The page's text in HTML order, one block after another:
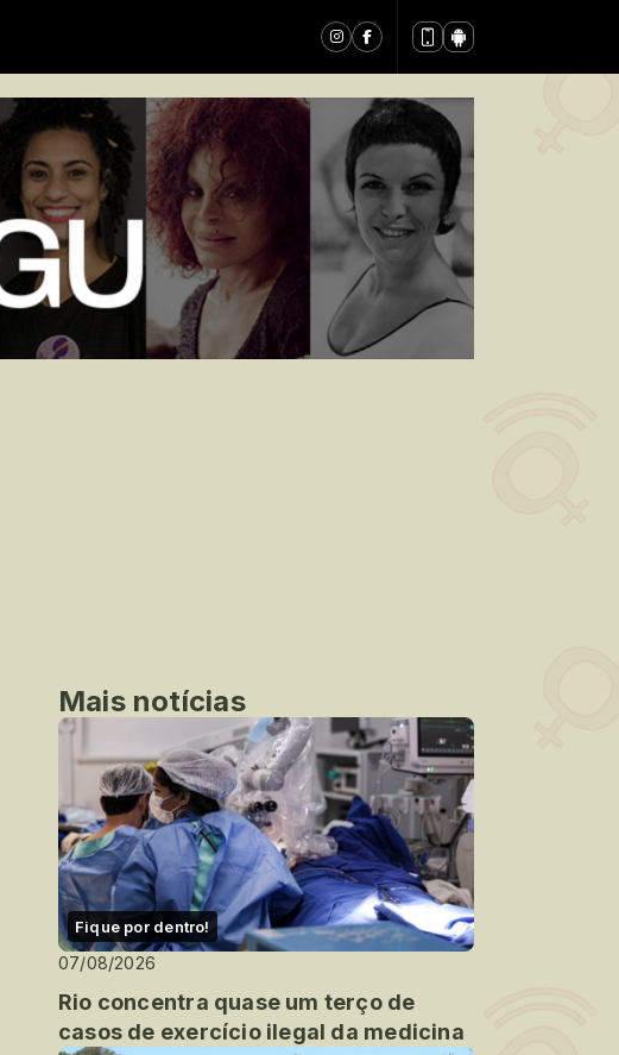
Mais notícias
Fique por dentro!
07/08/2026
Rio concentra quase um terço de
casos de exercício ilegal da medicina